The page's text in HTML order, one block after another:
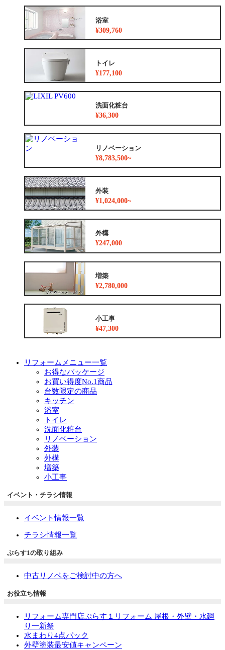
浴室
¥309,760
トイレ
¥177,100
洗面化粧台
¥36,300
リノベーション
¥8,783,500~
外装
¥1,024,000~
外構
¥247,000
増築
¥2,780,000
小工事
¥47,300
リフォームメニュー一覧
お得なパッケージ
お買い得度No.1商品
台数限定の商品
キッチン
浴室
トイレ
洗面化粧台
リノベーション
外装
外構
増築
小工事
イベント・チラシ情報
イベント情報一覧
チラシ情報一覧
ぷらす1の取り組み
中古リノベをご検討中の方へ
お役立ち情報
リフォーム専門店ぷらす１リフォーム 屋根・外壁・水廻
り一新祭
水まわり4点パック
外壁塗装最安値キャンペーン